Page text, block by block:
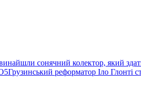
сонячний колектор, який
5Грузинський реформатор Іло Глонті